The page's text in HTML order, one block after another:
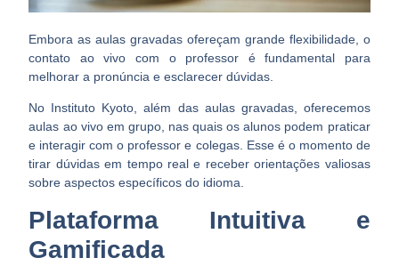
Embora as aulas gravadas ofereçam grande flexibilidade, o
contato ao vivo com o professor é fundamental para
melhorar a pronúncia e esclarecer dúvidas.
No Instituto Kyoto, além das aulas gravadas, oferecemos
aulas ao vivo em grupo, nas quais os alunos podem praticar
e interagir com o professor e colegas. Esse é o momento de
tirar dúvidas em tempo real e receber orientações valiosas
sobre aspectos específicos do idioma.
Plataforma Intuitiva e
Gamificada